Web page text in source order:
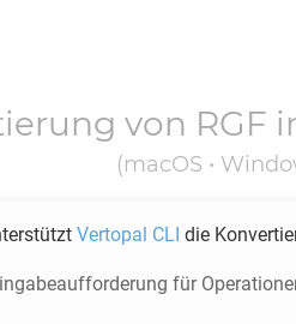
von RGF
(macOS •
Vertopal CLI die
für